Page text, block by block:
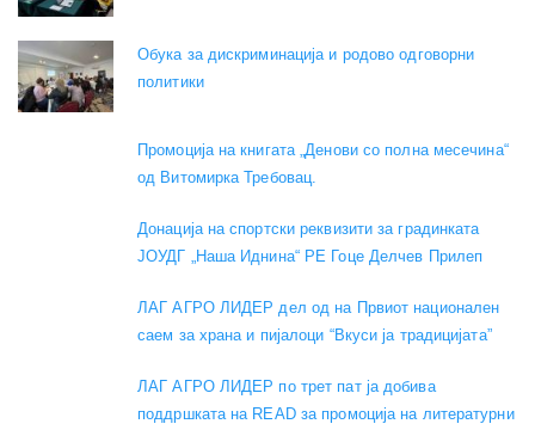
Обука за дискриминација и родово одговорни
политики
Промоција на книгата „Денови со полна месечина“
од Витомирка Требовац.
Донација на спортски реквизити за градинката
ЈОУДГ „Наша Иднина“ РЕ Гоце Делчев Прилеп
ЛАГ АГРО ЛИДЕР дел од на Првиот национален
саем за храна и пијалоци “Вкуси ја традицијата”
ЛАГ АГРО ЛИДЕР по трет пат ја добива
поддршката на READ за промоција на литературни